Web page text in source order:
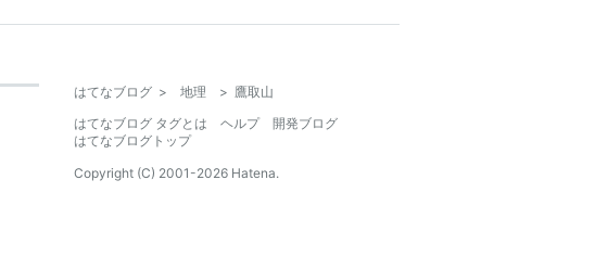
はてなブログ > 地理 > 鷹取山
はてなブログ タグとは
ヘルプ
開発ブログ
はてなブログトップ
Copyright (C) 2001-2026 Hatena.